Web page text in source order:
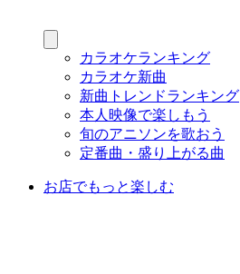
カラオケランキング
カラオケ新曲
新曲トレンドランキング
本人映像で楽しもう
旬のアニソンを歌おう
定番曲・盛り上がる曲
お店でもっと楽しむ